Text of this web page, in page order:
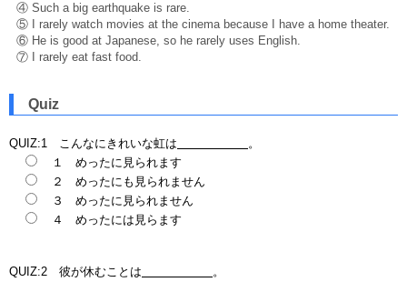
④ Such a big earthquake is rare.
⑤ I rarely watch movies at the cinema because I have a home theater.
⑥ He is good at Japanese, so he rarely uses English.
⑦ I rarely eat fast food.
Quiz
QUIZ:1 こんなにきれいな虹は
。
１ めったに見られます
２ めったにも見られません
３ めったに見られません
４ めったには見らます
QUIZ:2 彼が休むことは
。